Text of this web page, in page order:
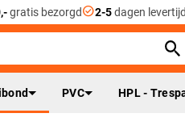
gratis bezorgdcheck_circle2-5dagen levertijd
PVC HPL -